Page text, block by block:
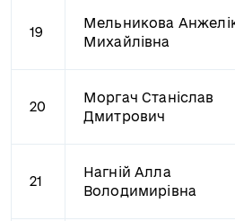
19
Мельникова
Михайлівна
20
Моргач Станіслав
Дмитрович
21
Нагній Алла
Володимирівна